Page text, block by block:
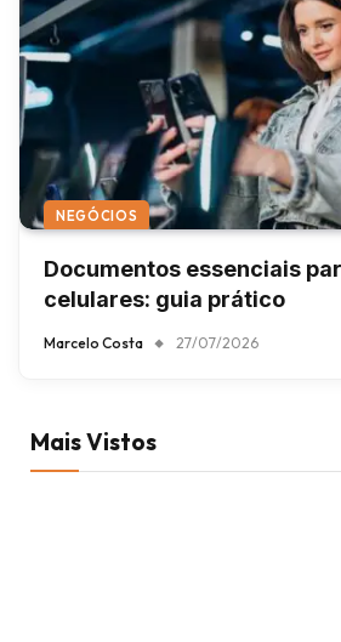
NEGÓCIOS
Documentos essenciais
celulares: guia prático
Marcelo Costa 27/07/2026
Mais Vistos